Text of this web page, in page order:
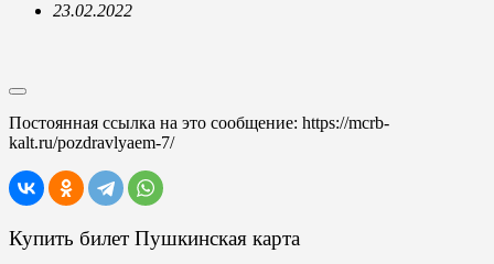
23.02.2022
Постоянная ссылка на это сообщение: https://mcrb-
kalt.ru/pozdravlyaem-7/
Купить билет Пушкинская карта